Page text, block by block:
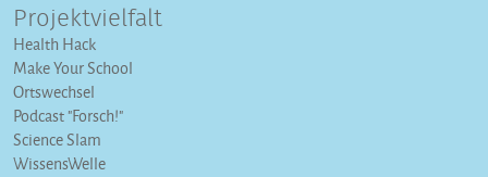
Projektvielfalt
Health Hack
Make Your School
Ortswechsel
Podcast "Forsch!"
Science Slam
WissensWelle